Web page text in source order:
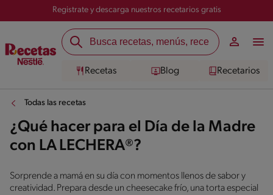
Registrate y descarga nuestros recetarios gratis
Recetas Blog Recetarios
Todas las recetas
¿Qué hacer para el Día de la Madre
con LA LECHERA®?
Sorprende a mamá en su día con momentos llenos de sabor y
creatividad. Prepara desde un cheesecake frío, una torta especial